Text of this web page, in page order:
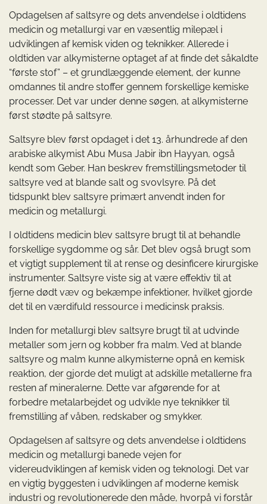
Opdagelsen af saltsyre og dets anvendelse i oldtidens
medicin og metallurgi var en væsentlig milepæl i
udviklingen af kemisk viden og teknikker. Allerede i
oldtiden var alkymisterne optaget af at finde det såkaldte
“første stof” – et grundlæggende element, der kunne
omdannes til andre stoffer gennem forskellige kemiske
processer. Det var under denne søgen, at alkymisterne
først stødte på saltsyre.
Saltsyre blev først opdaget i det 13. århundrede af den
arabiske alkymist Abu Musa Jabir ibn Hayyan, også
kendt som Geber. Han beskrev fremstillingsmetoder til
saltsyre ved at blande salt og svovlsyre. På det
tidspunkt blev saltsyre primært anvendt inden for
medicin og metallurgi.
I oldtidens medicin blev saltsyre brugt til at behandle
forskellige sygdomme og sår. Det blev også brugt som
et vigtigt supplement til at rense og desinficere kirurgiske
instrumenter. Saltsyre viste sig at være effektiv til at
fjerne dødt væv og bekæmpe infektioner, hvilket gjorde
det til en værdifuld ressource i medicinsk praksis.
Inden for metallurgi blev saltsyre brugt til at udvinde
metaller som jern og kobber fra malm. Ved at blande
saltsyre og malm kunne alkymisterne opnå en kemisk
reaktion, der gjorde det muligt at adskille metallerne fra
resten af mineralerne. Dette var afgørende for at
forbedre metalarbejdet og udvikle nye teknikker til
fremstilling af våben, redskaber og smykker.
Opdagelsen af saltsyre og dets anvendelse i oldtidens
medicin og metallurgi banede vejen for
videreudviklingen af kemisk viden og teknologi. Det var
en vigtig byggesten i udviklingen af moderne kemisk
industri og revolutionerede den måde, hvorpå vi forstår